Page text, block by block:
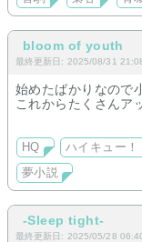
ちょっとずつ作品、
bloom of youth
最終更新日: 2025/08/31
始めたばかりなので
これからたくさんア
のんびり更新
HQ ハイキュー！
夢小説
-Sleep tight-
最終更新日: 2025/05/28